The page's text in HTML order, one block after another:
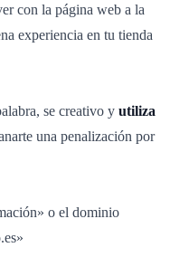
con la página web a la
experiencia en tu tienda
se creativo y utiliza
una penalización por
o el dominio